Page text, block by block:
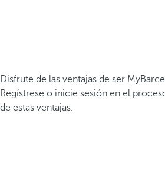
Disfrute de las ventajas de ser
Regístrese o inicie sesión en el
de estas ventajas.